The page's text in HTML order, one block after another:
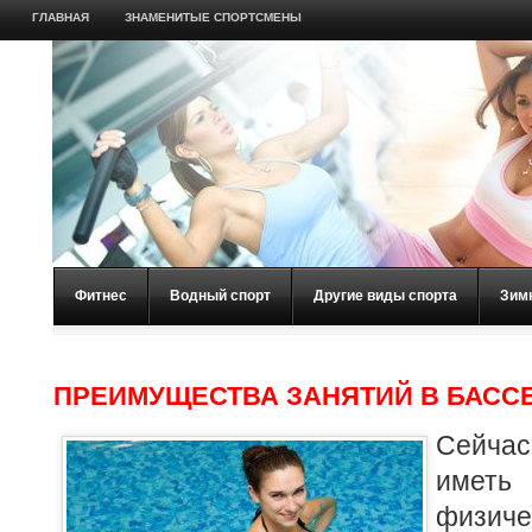
ГЛАВНАЯ ЗНАМЕНИТЫЕ СПОРТСМЕНЫ
Фитнес Водный спорт Другие виды спорта
ПРЕИМУЩЕСТВА ЗАНЯТИЙ В